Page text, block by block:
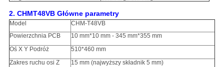
2. CHMT48VB Główne parametry
Model
CHM-T48VB
Powierzchnia PCB
10 mm*10 mm - 345 mm*355 mm
Oś X Y Podróż
510*460 mm
Zakres ruchu osi Z
15 mm (najwyższy składnik 5 mm)